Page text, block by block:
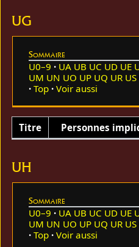
UG
Sommaire
U0–9 UA UB UC UD UE
UM UN UO UP UQ UR US
Top
Voir aussi
Titre Personnes
UH
Sommaire
U0–9 UA UB UC UD UE
UM UN UO UP UQ UR US
Top
Voir aussi